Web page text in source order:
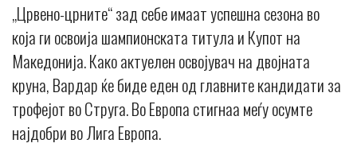
„Црвено-црните“ зад себе имаат успешна сезона во
која ги освоија шампионската титула и Купот на
Македонија. Како актуелен освојувач на двојната
круна, Вардар ќе биде еден од главните кандидати за
трофејот во Струга. Во Европа стигнаа меѓу осумте
најдобри во Лига Европа.